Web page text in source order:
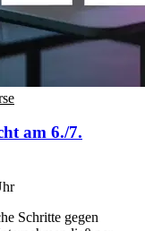
am 6./7.
Schritte gegen